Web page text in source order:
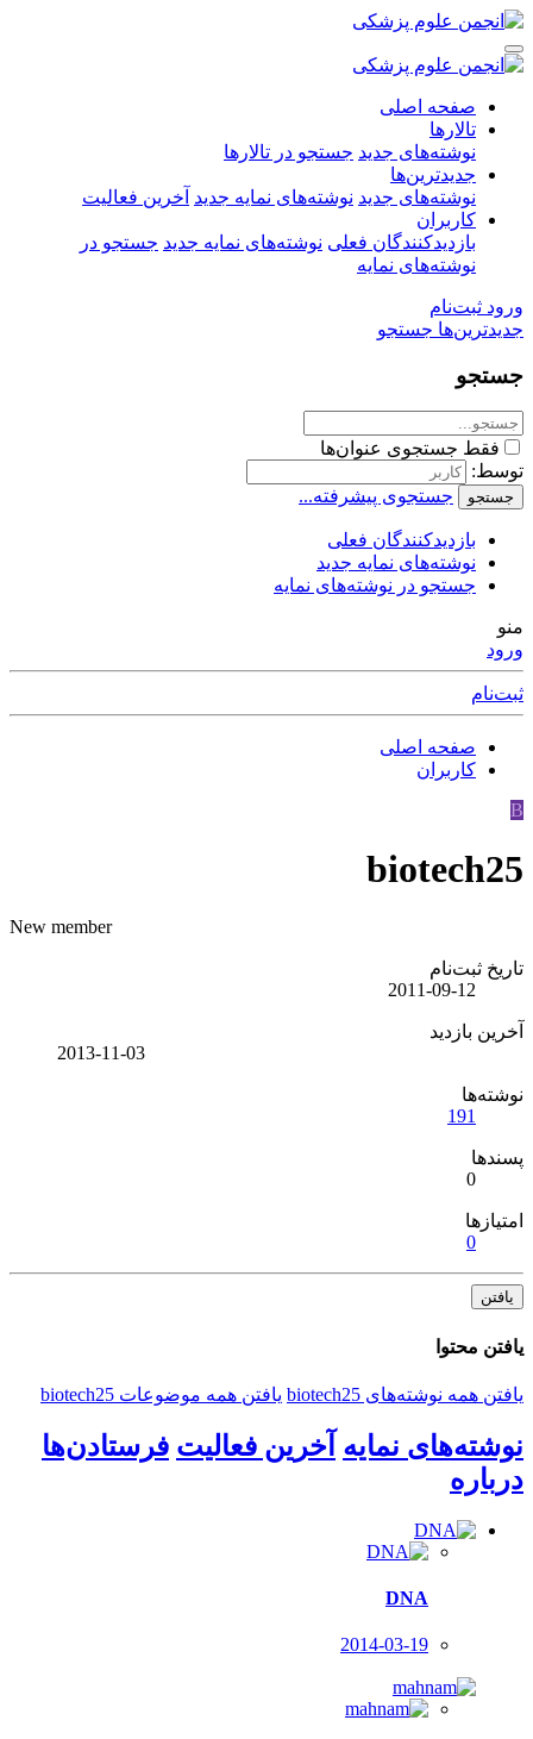
صفحه اصلی
تالارها
نوشته‌های جدید جستجو در تالارها
جدیدترین‌ها
نوشته‌های جدید نوشته‌های نمایه جدید آخرین فعالیت
کاربران
بازدیدکنندگان فعلی نوشته‌های نمایه جدید جستجو در
نوشته‌های نمایه
ورود ثبت‌نام
جدیدترین‌ها جستجو
جستجو
فقط جستجوی عنوان‌ها
توسط:
جستجو جستجوی پیشرفته...
بازدیدکنندگان فعلی
نوشته‌های نمایه جدید
جستجو در نوشته‌های نمایه
منو
ورود
ثبت‌نام
صفحه اصلی
کاربران
B
biotech25
New member
تاریخ ثبت‌نام
2011-09-12
آخرین بازدید
2013-11-03
نوشته‌ها
191
پسندها
0
امتیازها
0
یافتن
یافتن محتوا
یافتن همه نوشته‌های biotech25 یافتن همه موضوعات biotech25
نوشته‌های نمایه آخرین فعالیت فرستادن‌ها
درباره
DNA
2014-03-19